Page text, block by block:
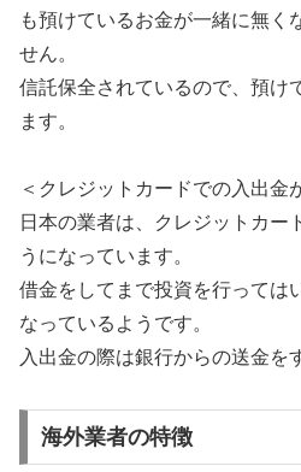
も預けているお金が一緒に無く
せん。
信託保全されているので、預け
ます。
＜クレジットカードでの入出金
日本の業者は、クレジットカー
うになっています。
借金をしてまで投資を行っては
なっているようです。
入出金の際は銀行からの送金を
海外業者の特徴